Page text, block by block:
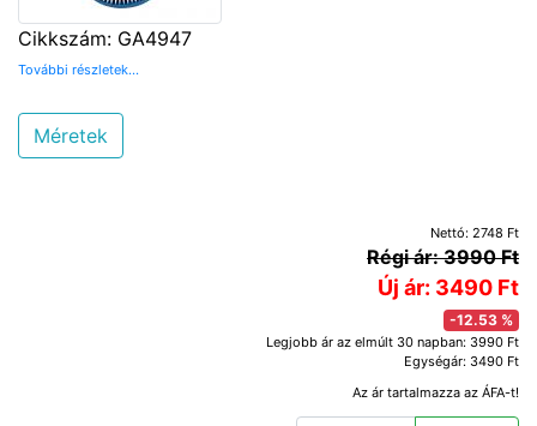
Cikkszám: GA4947
További részletek...
Méretek
Nettó: 2748 Ft
Régi ár: 3990 Ft
Új ár: 3490 Ft
-12.53 %
Legjobb ár az elmúlt 30 napban: 3990 Ft
Egységár: 3490 Ft
Az ár tartalmazza az ÁFA-t!